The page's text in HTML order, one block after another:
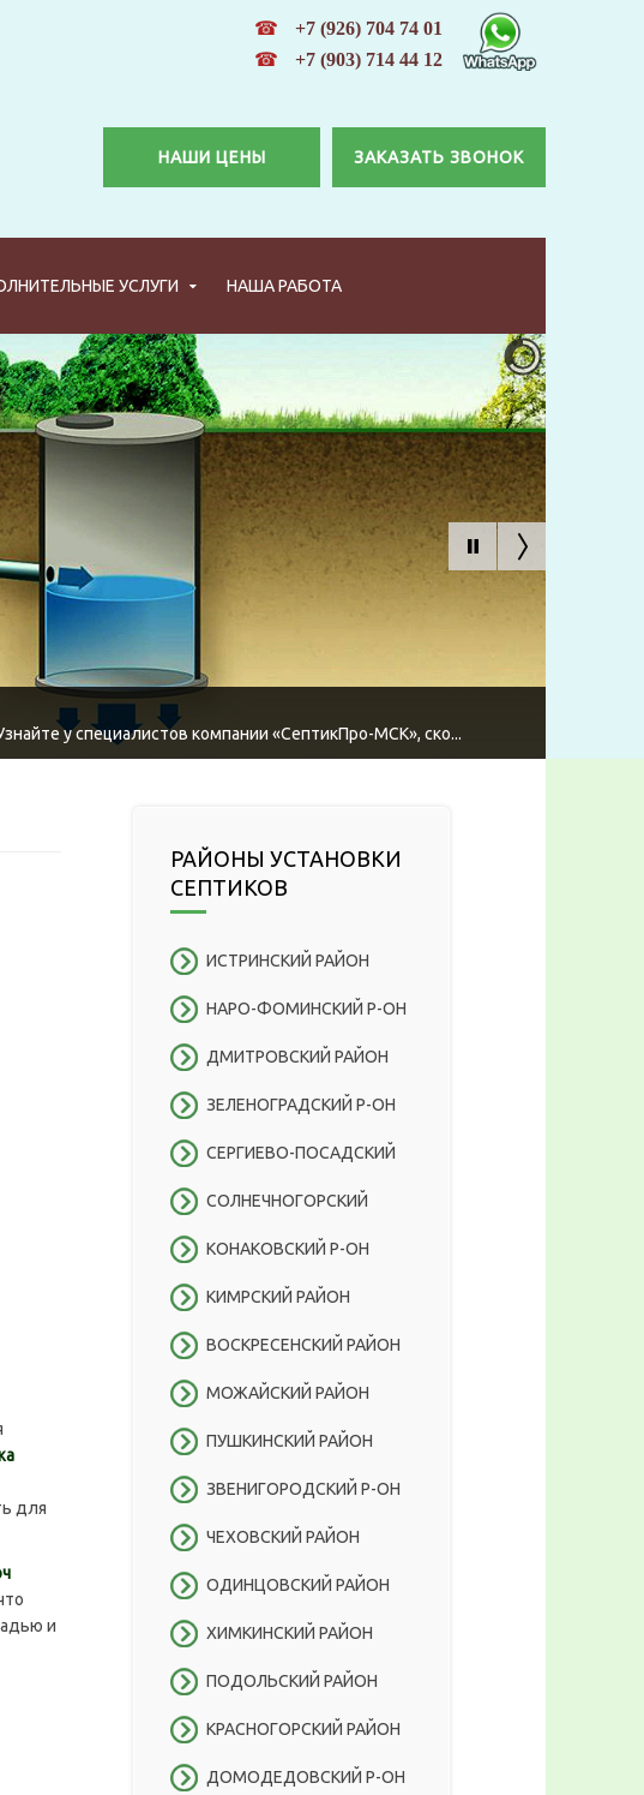
☎ +7 (926) 704 74 01
☎ +7 (903) 714 44 12
ЗАКАЗАТЬ ЗВОНОК
НАШИ ЦЕНЫ
УСЛУГИ НАША РАБОТА
у специалистов компании «СептикПро-МСК», ско...
для
и
РАЙОНЫ УСТАНОВКИ
СЕПТИКОВ
ИСТРИНСКИЙ РАЙОН
НАРО-ФОМИНСКИЙ Р-ОН
ДМИТРОВСКИЙ РАЙОН
ЗЕЛЕНОГРАДСКИЙ Р-ОН
СЕРГИЕВО-ПОСАДСКИЙ
СОЛНЕЧНОГОРСКИЙ
КОНАКОВСКИЙ Р-ОН
КИМРСКИЙ РАЙОН
ВОСКРЕСЕНСКИЙ РАЙОН
МОЖАЙСКИЙ РАЙОН
ПУШКИНСКИЙ РАЙОН
ЗВЕНИГОРОДСКИЙ Р-ОН
ЧЕХОВСКИЙ РАЙОН
ОДИНЦОВСКИЙ РАЙОН
ХИМКИНСКИЙ РАЙОН
ПОДОЛЬСКИЙ РАЙОН
КРАСНОГОРСКИЙ РАЙОН
ДОМОДЕДОВСКИЙ Р-ОН